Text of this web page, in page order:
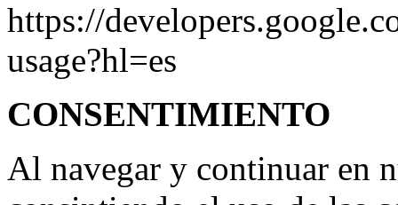
https://
usage?hl=es
CONSENTIMIENTO
Al navegar y continuar en